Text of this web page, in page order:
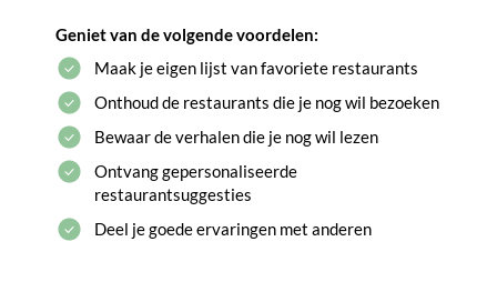
Geniet van de volgende voordelen:
Maak je eigen lijst van favoriete restaurants
Onthoud de restaurants die je nog wil bezoeken
Bewaar de verhalen die je nog wil lezen
Ontvang gepersonaliseerde
restaurantsuggesties
Deel je goede ervaringen met anderen